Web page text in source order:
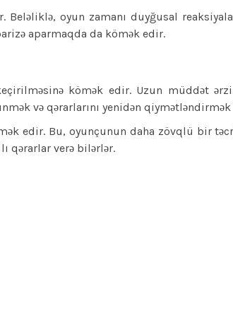
oyun zamanı duyğusal
aparmaqda da kömək edir.
kömək edir. Uzun müddət
və qərarlarını yenidən
edir. Bu, oyunçunun daha zövqlü bir
qərarlar verə bilərlər.